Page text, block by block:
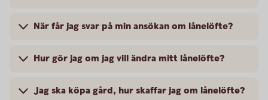
När får jag svar på min ansökan om lånelöfte?
Hur gör jag om jag vill ändra mitt lånelöfte?
Jag ska köpa gård, hur skaffar jag om lånelöfte?